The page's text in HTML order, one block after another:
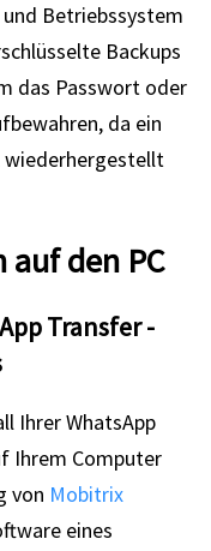
Betriebssystem
Backups
das Passwort oder
da ein
wiederhergestellt
auf den PC
Transfer -
Ihrer WhatsApp
Ihrem Computer
von Mobitrix
eines